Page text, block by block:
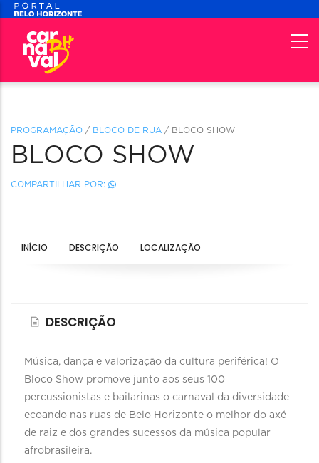
PROGRAMAÇÃO / BLOCO DE RUA / BLOCO SHOW
BLOCO SHOW
COMPARTILHAR POR:
INÍCIO DESCRIÇÃO LOCALIZAÇÃO
DESCRIÇÃO
Música, dança e valorização da cultura periférica! O
Bloco Show promove junto aos seus 100
percussionistas e bailarinas o carnaval da diversidade
ecoando nas ruas de Belo Horizonte o melhor do axé
de raiz e dos grandes sucessos da música popular
afrobrasileira.